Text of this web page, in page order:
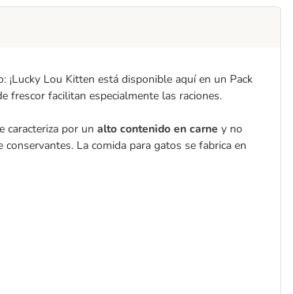
Lou Kitten está disponible aquí en un Pack
frescor facilitan especialmente las raciones.
caracteriza por un alto contenido en carne y no
La comida para gatos se fabrica en